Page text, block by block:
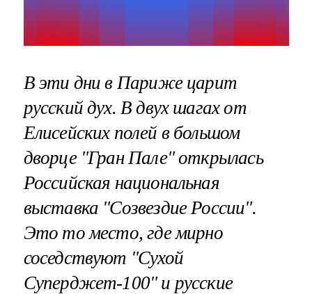
В эти дни в Париже царит
русский дух. В двух шагах от
Елисейских полей в большом
дворце "Гран Пале" открылась
Российская национальная
выставка "Созвездие России".
Это то место, где мирно
соседствуют "Сухой
Суперджет-100" и русские